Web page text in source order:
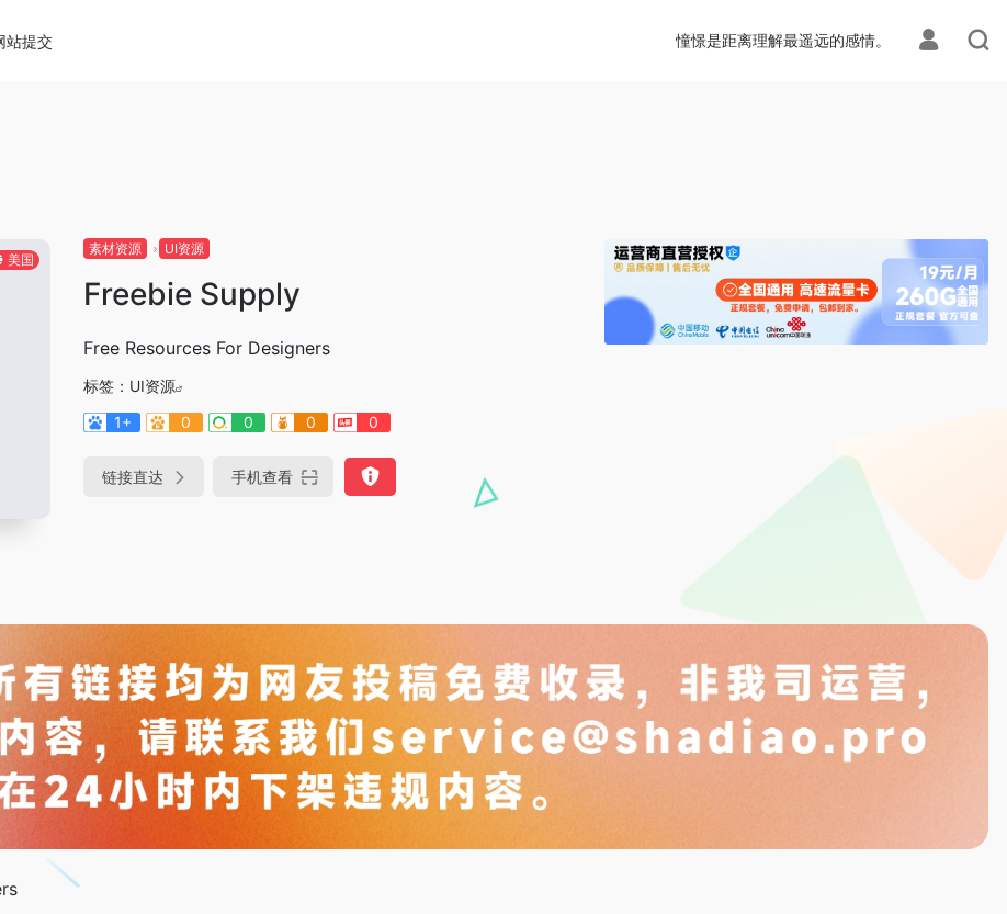
wp-content/themes/onenav/inc/wp-optimization.php
站提交 憧憬是距离理解最遥远的感情。
美国
素材资源 UI资源
Freebie Supply
Free Resources For Designers
标签： UI资源
1+
0 0 0 0
链接直达 手机查看